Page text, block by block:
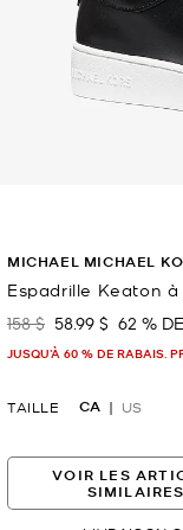
MICHAEL MICHAEL
Espadrille Keaton
était
158 $ maintenant
58.99 $ 62 %
JUSQU’À 60 % DE RABAIS.
TAILLE CA US
VOIR LES
SIMILAIRES